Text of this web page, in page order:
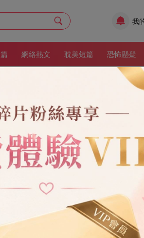
我
網絡熱文 耽美短篇 恐怖懸疑
豢養男寵，不小心養出狀元郎后 更新時
名前，為了給他娘治病，曾委身于我，成日
冷著眉眼，推開我的房門，掐著我的脖子，